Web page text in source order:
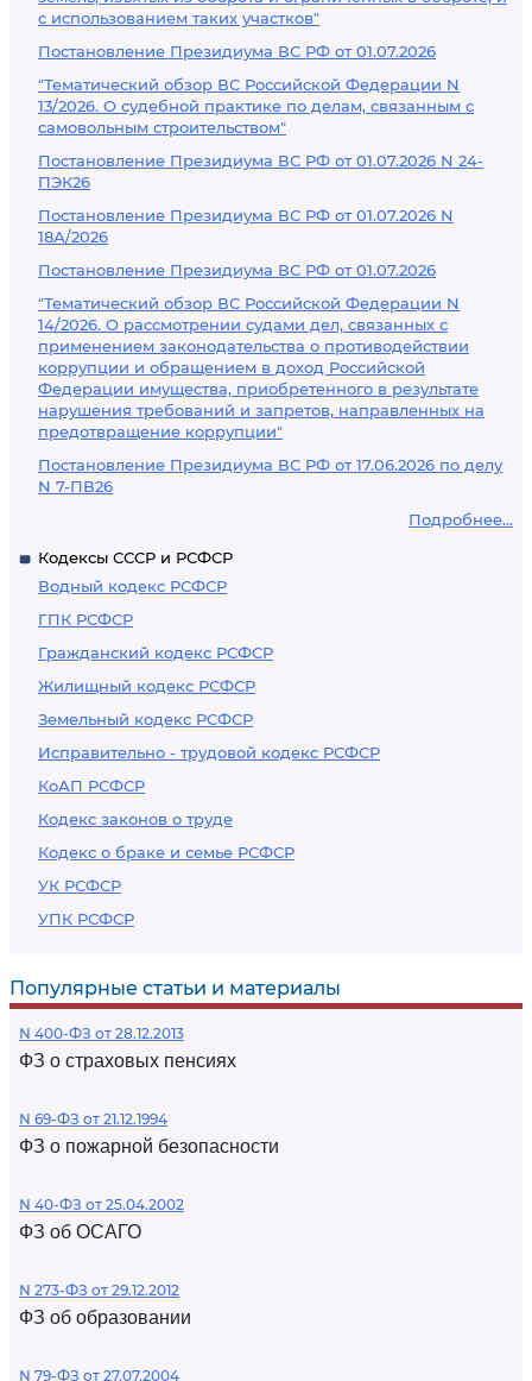
с использованием таких участков"
Постановление Президиума ВС РФ от 01.07.2026
"Тематический обзор ВС Российской Федерации N
13/2026. О судебной практике по делам, связанным с
самовольным строительством"
Постановление Президиума ВС РФ от 01.07.2026 N 24-
ПЭК26
Постановление Президиума ВС РФ от 01.07.2026 N
18А/2026
Постановление Президиума ВС РФ от 01.07.2026
"Тематический обзор ВС Российской Федерации N
14/2026. О рассмотрении судами дел, связанных с
применением законодательства о противодействии
коррупции и обращением в доход Российской
Федерации имущества, приобретенного в результате
нарушения требований и запретов, направленных на
предотвращение коррупции"
Постановление Президиума ВС РФ от 17.06.2026 по делу
N 7-ПВ26
Подробнее...
Кодексы СССР и РСФСР
Водный кодекс РСФСР
ГПК РСФСР
Гражданский кодекс РСФСР
Жилищный кодекс РСФСР
Земельный кодекс РСФСР
Исправительно - трудовой кодекс РСФСР
КоАП РСФСР
Кодекс законов о труде
Кодекс о браке и семье РСФСР
УК РСФСР
УПК РСФСР
Популярные статьи и материалы
N 400-ФЗ от 28.12.2013
ФЗ о страховых пенсиях
N 69-ФЗ от 21.12.1994
ФЗ о пожарной безопасности
N 40-ФЗ от 25.04.2002
ФЗ об ОСАГО
N 273-ФЗ от 29.12.2012
ФЗ об образовании
N 79-ФЗ от 27.07.2004